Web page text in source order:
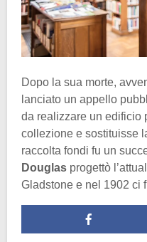
Dopo la sua morte,
lanciato un appello
da realizzare un edificio
collezione e sostituisse
raccolta fondi fu un
Douglas progettò
Gladstone e nel 1902 ci